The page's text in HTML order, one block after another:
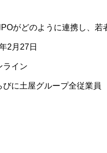
がどのように連携し、
2月27日
ライン
びに土屋グループ全従業員